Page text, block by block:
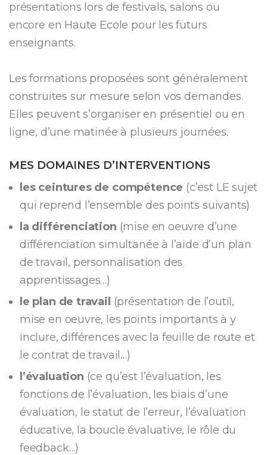
présentations lors de festivals, salons ou
encore en Haute Ecole pour les futurs
enseignants.
Les formations proposées sont généralement
construites sur mesure selon vos demandes.
Elles peuvent s’organiser en présentiel ou en
ligne, d’une matinée à plusieurs journées.
MES DOMAINES D’INTERVENTIONS
les ceintures de compétence (c’est LE sujet
qui reprend l’ensemble des points suivants)
la différenciation (mise en oeuvre d’une
différenciation simultanée à l’aide d’un plan
de travail, personnalisation des
apprentissages…)
le plan de travail (présentation de l’outil,
mise en oeuvre, les points importants à y
inclure, différences avec la feuille de route et
le contrat de travail…)
l’évaluation (ce qu’est l’évaluation, les
fonctions de l’évaluation, les biais d’une
évaluation, le statut de l’erreur, l’évaluation
éducative, la boucle évaluative, le rôle du
feedback…)